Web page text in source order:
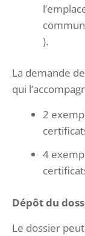
).
La demande
qui
2
4
Dépôt du
Le dossier